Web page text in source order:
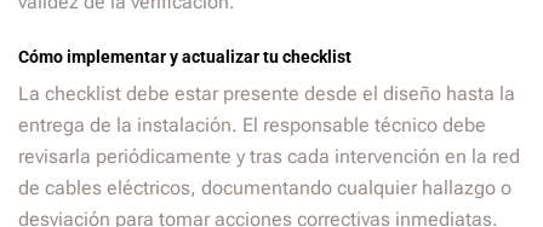
Cómo implementar y actualizar tu checklist
La checklist debe estar presente desde el diseño hasta la
entrega de la instalación. El responsable técnico debe
revisarla periódicamente y tras cada intervención en la red
de cables eléctricos, documentando cualquier hallazgo o
desviación para tomar acciones correctivas inmediatas.